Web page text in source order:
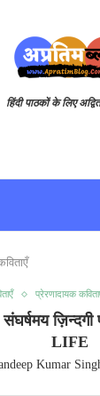
हिंदी पाठकों के लिए
प्रेरणादायक
LIFE
Kumar